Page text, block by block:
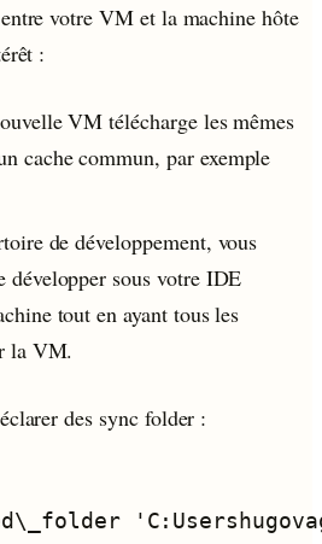
votre VM et la machine hôte
:
VM télécharge les mêmes
cache commun, par exemple
de développement, vous
développer sous votre IDE
tout en ayant tous les
la VM.
des sync folder :